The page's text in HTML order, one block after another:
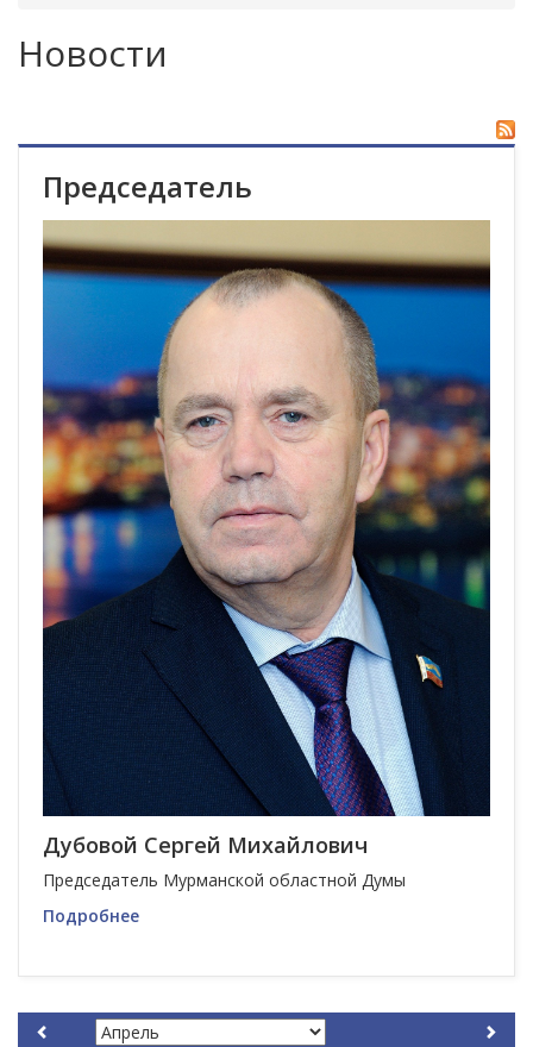
Новости
Председатель
Дубовой Сергей Михайлович
Председатель Мурманской областной Думы
Подробнее